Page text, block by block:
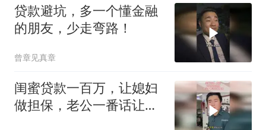
贷款避坑，多一个懂金融
的朋友，少走弯路！
曾章见真章
闺蜜贷款一百万，让媳妇
做担保，老公一番话让她